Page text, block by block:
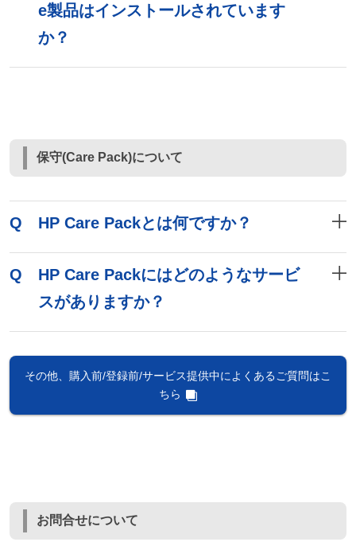
e製品はインストールされています
か？
保守(Care Pack)について
Q HP Care Packとは何ですか？
Q
HP Care Packにはどのようなサービ
スがありますか？
その他、購入前/登録前/サービス提供中によくあるご質問はこ
ちら
お問合せについて